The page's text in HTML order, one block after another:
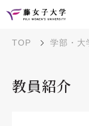
TOP 学部・大
教員紹介